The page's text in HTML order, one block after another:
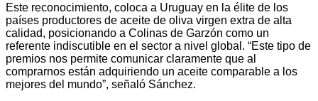
Este reconocimiento, coloca a Uruguay en la élite de los
países productores de aceite de oliva virgen extra de alta
calidad, posicionando a Colinas de Garzón como un
referente indiscutible en el sector a nivel global. “Este tipo de
premios nos permite comunicar claramente que al
comprarnos están adquiriendo un aceite comparable a los
mejores del mundo”, señaló Sánchez.